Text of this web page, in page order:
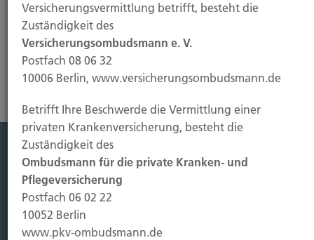
Mehr erfahren
Leistung
Leben
Vorsorgen
Sichern
Versicherungsvermittlung betrifft, besteht die
Zuständigkeit des
Versicherungsombudsmann e. V.
Postfach 08 06 32
10006 Berlin, www.versicherungsombudsmann.de
Betrifft Ihre Beschwerde die Vermittlung einer
privaten Krankenversicherung, besteht die
Zuständigkeit des
Ombudsmann für die private Kranken- und
Pflegeversicherung
Postfach 06 02 22
10052 Berlin
www.pkv-ombudsmann.de